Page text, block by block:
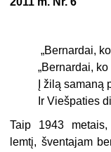
„Bernardai,
„Bernardai,
Į žilą samaną
Ir Viešpaties
Taip 1943
lemtį, šventajam